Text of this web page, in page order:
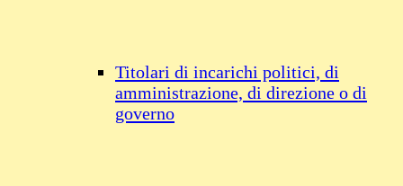
Titolari di incarichi politici, di
amministrazione, di direzione o di
governo